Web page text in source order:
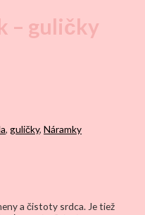
– guličky
, guličky, Náramky
a čistoty srdca. Je tiež